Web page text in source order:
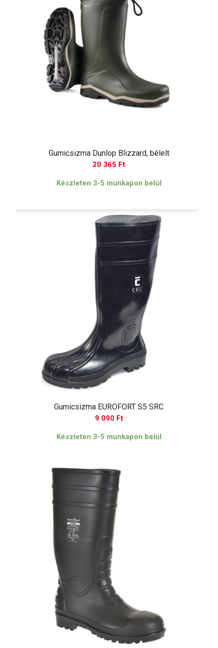
Gumicsizma Dunlop Blizzard, bélelt
20 365 Ft
Készleten 3-5 munkapon belül
Gumicsizma EUROFORT S5 SRC
9 090 Ft
Készleten 3-5 munkapon belül